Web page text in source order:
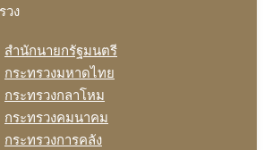
วง
สํานักนายกรัฐมนตรี
กระทรวงมหาดไทย
กระทรวงกลาโหม
กระทรวงคมนาคม
กระทรวงการคลัง